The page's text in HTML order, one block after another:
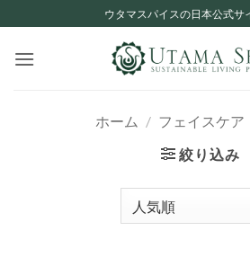
to
content
ウタマスパイスの日本公式サ
ホーム / フェイスケア
絞り込み